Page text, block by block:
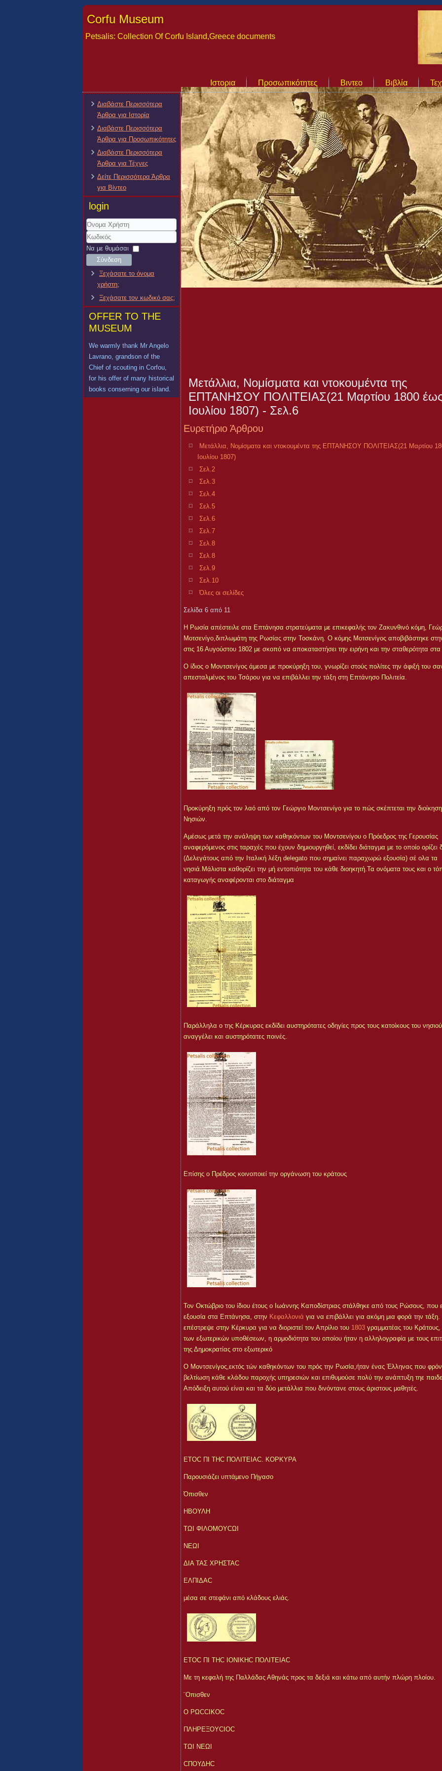
Corfu Museum
Petsalis: Collection Of Corfu Island,Greece documents
Ιστορια Προσωπικότητες Βιντεο Βιβλία
Διαβάστε Περισσότερα
Άρθρα για Ιστορία
Διαβάστε Περισσότερα
Άρθρα για Προσωπικότητες
Διαβάστε Περισσότερα
Άρθρα για Τέχνες
Δείτε Περισσότερα Άρθρα
για Βίντεο
login
Όνομα
Χρήστη
Κωδικός
Να με θυμάσαι
Σύνδεση
Ξεχάσατε το όνομα
χρήστη;
Ξεχάσατε τον κωδικό σας;
OFFER TO THE
MUSEUM
We warmly thank Mr Angelo
Lavrano, grandson of the
Chief of scouting in Corfou,
for his offer of many historical
books conserning our island.
Μετάλλια, Νομίσματα και ντοκουμέντα της
ΕΠΤΑΝΗΣΟΥ ΠΟΛΙΤΕΙΑΣ(21 Μαρτίου 1800 έως
Ιουλίου 1807) - Σελ.6
Ευρετήριο Άρθρου
Μετάλλια, Νομίσματα και ντοκουμέντα της ΕΠΤΑΝΗΣΟΥ ΠΟΛΙΤΕΙΑΣ(21 Μαρτίου
Ιουλίου 1807)
Σελ.2
Σελ.3
Σελ.4
Σελ.5
Σελ.6
Σελ.7
Σελ.8
Σελ.8
Σελ.9
Σελ.10
Όλες οι σελίδες
Σελίδα 6 από 11
Η Ρωσία απέστειλε στα Επτάνησα στρατεύματα με επικεφαλής τον Ζακυνθινό κόμη,
Μοτσενίγο,διπλωμάτη της Ρωσίας στην Τοσκάνη. Ο κόμης Μοτσενίγος αποβιβάστηκε
στις 16 Αυγούστου 1802 με σκοπό να αποκαταστήσει την ειρήνη και την σταθερότητα
Ο ίδιος ο Μοντσενίγος άμεσα με προκύρηξη του, γνωρίζει στούς πολίτες την άφιξή του
απεσταλμένος του Τσάρου για να επιβάλλει την τάξη στη Επτάνησο Πολιτεία.
Προκύρηξη πρός τον λαό από τον Γεώργιο Μοντσενίγο για το πώς σκέπτεται την
Νησιών.
Αμέσως μετά την ανάληψη των καθηκόντων του Μοντσενίγου ο Πρόεδρος της Γερουσίας
αναφερόμενος στις ταραχές που έχουν δημιουργηθεί, εκδίδει διάταγμα με το οποίο ορίζει
(Δελεγάτους από την Ιταλική λέξη delegato που σημαίνει παραχωρώ εξουσία) σέ ολα τα
νησιά.Μάλιστα καθορίζει την μή εντοπιότητα του κάθε διοηκητή.Τα ονόματα τους και ο
καταγωγής αναφέρονται στο διάταγμα
Παράλληλα ο της Κέρκυρας εκδίδει αυστηρότατες οδηγίες προς τους κατοίκους του
αναγγέλει και αυστηρότατες ποινές.
Επίσης ο Πρέδρος κοινοποιεί την οργάνωση του κράτους
Τον Οκτώβριο του ίδιου έτους ο Ιωάννης Καποδίστριας στάλθηκε από τους Ρώσους, που
εξουσία στα Επτάνησα, στην Κεφαλλονιά για να επιβάλλει για ακόμη μια φορά την τάξη.
επέστρεψε στην Κέρκυρα για να διοριστεί τον Απρίλιο του 1803 γραμματέας του
των εξωτερικών υποθέσεων, η αρμοδιότητα του οποίου ήταν η αλληλογραφία με τους
της Δημοκρατίας στο εξωτερικό
Ο Μοντσενίγος,εκτός τών καθηκόντων του πρός την Ρωσία,ήταν ένας Έλληνας που
βελτίωση κάθε κλάδου παροχής υπηρεσιών και επιθυμούσε πολύ την ανάπτυξη τηε
Απόδειξη αυτού είναι και τα δύο μετάλλια που δινόντανε στους άριστους μαθητές.
ΕΤΟC ΠΙ ΤΗC ΠΟΛΙΤΕΙΑC. ΚΟΡΚΥΡΑ
Παρουσιάζει υπτάμενο Πήγασο
Όπισθεν
ΗΒΟΥΛΗ
ΤΩΙ ΦΙΛΟΜΟΥCΩΙ
ΝΕΩΙ
ΔΙΑ ΤΑΣ ΧΡΗΣΤΑC
ΕΛΠΙΔΑC
μέσα σε στεφάνι από κλάδους ελιάς.
ΕΤΟC ΠΙ ΤΗC ΙΟΝΙΚΗC ΠΟΛΙΤΕΙΑC
Με τη κεφαλή της Παλλάδας Αθηνάς προς τα δεξιά και κάτω από αυτήν πλώρη πλοίου.
¨Οπισθεν
Ο ΡΩCCΙΚΟC
ΠΛΗΡΕΞΟΥCIOC
ΤΩΙ ΝΕΩΙ
CΠΟΥΔΗC